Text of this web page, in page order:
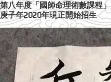
第八年度「國師命理術數課程」
庚子年2020年現正開始招生